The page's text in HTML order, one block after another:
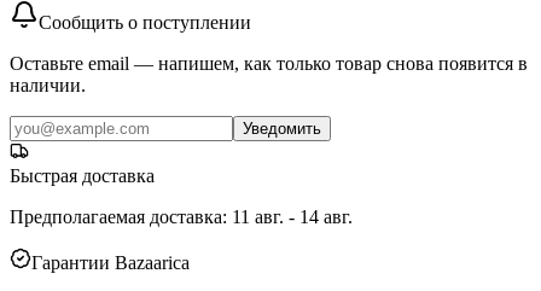
Сообщить о поступлении
Оставьте email — напишем, как только товар снова появится в
наличии.
Уведомить
Быстрая доставка
Предполагаемая доставка: 11 авг. - 14 авг.
Гарантии Bazaarica